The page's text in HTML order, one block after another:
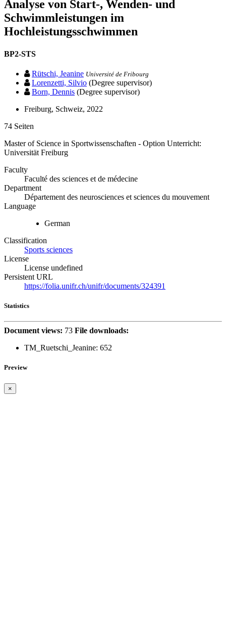
Analyse von Start-, Wenden- und
Schwimmleistungen im
Hochleistungsschwimmen
BP2-STS
Rütschi, Jeanine Université de Fribourg
Lorenzetti, Silvio (Degree supervisor)
Born, Dennis (Degree supervisor)
Freiburg, Schweiz, 2022
74 Seiten
Master of Science in Sportwissenschaften - Option Unterricht:
Universität Freiburg
Faculty
Faculté des sciences et de médecine
Department
Département des neurosciences et sciences du mouvement
Language
German
Classification
Sports sciences
License
License undefined
Persistent URL
https://folia.unifr.ch/unifr/documents/324391
Statistics
Document views: 73 File downloads:
TM_Ruetschi_Jeanine: 652
Preview
×